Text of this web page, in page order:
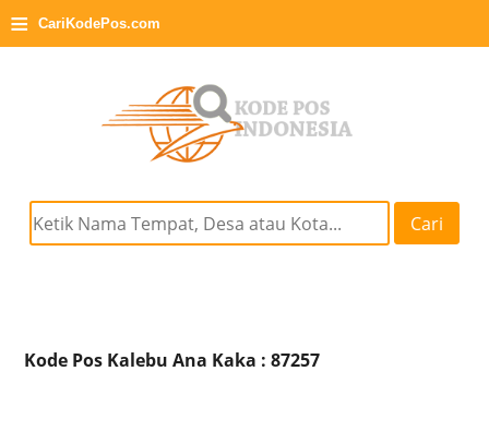
≡ CariKodePos.com
Cari
Kode Pos Kalebu Ana Kaka : 87257